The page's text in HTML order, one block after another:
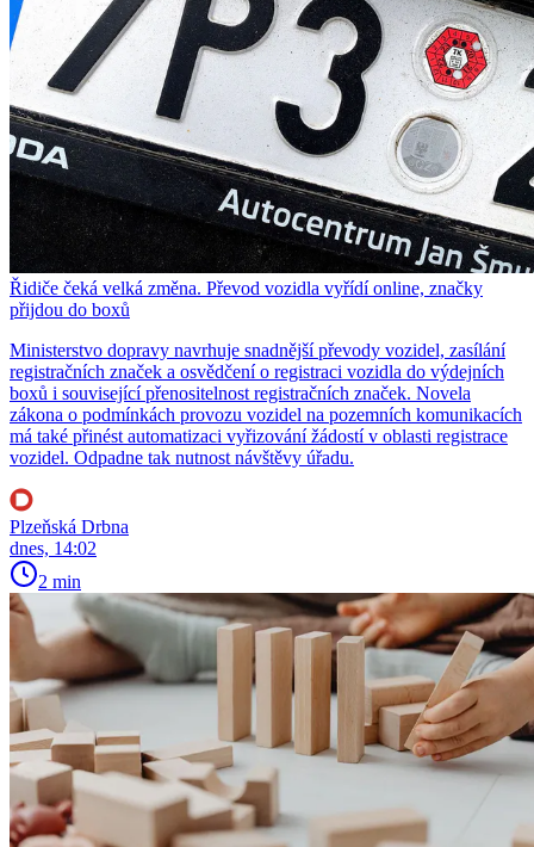
Řidiče čeká velká změna. Převod vozidla vyřídí online, značky
přijdou do boxů
Ministerstvo dopravy navrhuje snadnější převody vozidel, zasílání
registračních značek a osvědčení o registraci vozidla do výdejních
boxů i související přenositelnost registračních značek. Novela
zákona o podmínkách provozu vozidel na pozemních komunikacích
má také přinést automatizaci vyřizování žádostí v oblasti registrace
vozidel. Odpadne tak nutnost návštěvy úřadu.
Plzeňská Drbna
dnes, 14:02
2 min